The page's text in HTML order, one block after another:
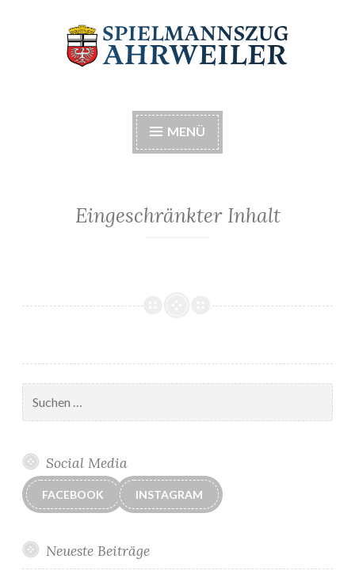
Spielmannszug
Ahrweiler e.V.
MENÜ
Eingeschränkter Inhalt
nach:
Social Media
FACEBOOK INSTAGRAM
Neueste Beiträge